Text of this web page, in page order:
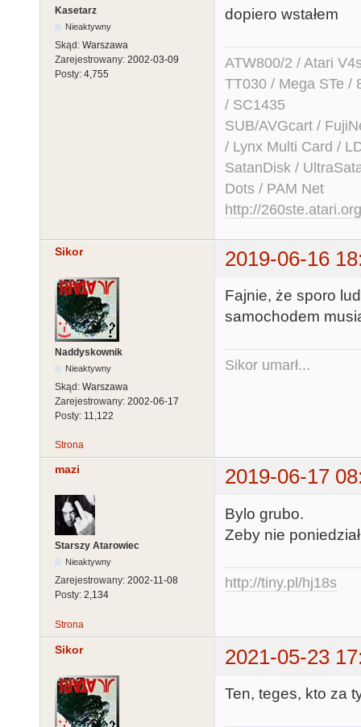
Kasetarz
Nieaktywny
Skąd: Warszawa
Zarejestrowany: 2002-03-09
Posty: 4,755
dopiero wstałem
ATW800/2 / Atari
TT030 / Mega STe /
/ SC1435
SUB/AVGcart /
/ Lynx Multi Card /
SatanDisk /
Dots / PAM Net
http://260ste.atari.org
Sikor 2019-06-16
Naddyskownik
Nieaktywny
Skąd: Warszawa
Zarejestrowany: 2002-06-17
Posty: 11,122
Fajnie, że sporo
samochodem
Sikor umarł...
Strona
mazi 2019-06-17
Starszy Atarowiec
Nieaktywny
Zarejestrowany: 2002-11-08
Posty: 2,134
Bylo grubo.
Zeby nie
http://tiny.pl/hj18s
Strona
Sikor 2021-05-23
Ten, teges, kto za